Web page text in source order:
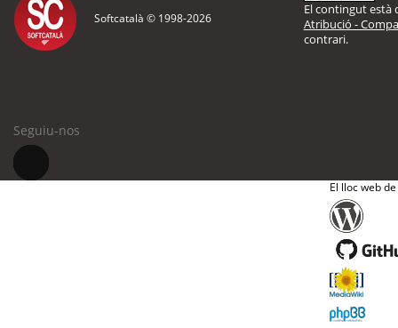
Softcatalà © 1998-2026
El contingut està
Atribució -
contrari.
Seguiu-nos
El lloc web